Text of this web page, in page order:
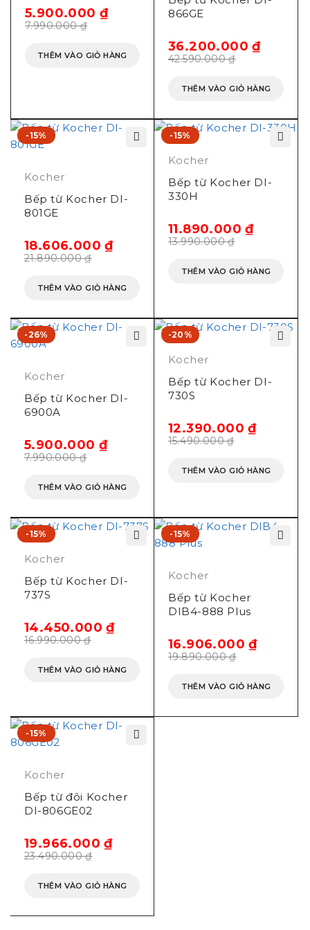
+ Cảnh báo nhiệt dư vùng nấu Residual heat (H)
+ Tự động tắt bếp khi để quên Automatic Switch off
Child Lock
+ Hệ thống tự tắt khi quá cao
+ Cảm biến chống tràn tự ngắt
Xuất xứ: Đức
7.990.000₫
5.900.000₫
THÊM VÀO GIỎ HÀNG
866GE
42.590.000₫
36.200.000₫
THÊM VÀO GIỎ HÀNG
-15%
Kocher
Bếp từ Kocher DI-
801GE
21.890.000₫
18.606.000₫
THÊM VÀO GIỎ HÀNG
-15%
Kocher
Bếp từ Kocher DI-
330H
13.990.000₫
11.890.000₫
THÊM VÀO GIỎ HÀNG
-26%
Kocher
Bếp từ Kocher DI-
6900A
7.990.000₫
5.900.000₫
THÊM VÀO GIỎ HÀNG
-20%
Kocher
Bếp từ Kocher DI-
730S
15.490.000₫
12.390.000₫
THÊM VÀO GIỎ HÀNG
-15%
Kocher
Bếp từ Kocher DI-
737S
16.990.000₫
14.450.000₫
THÊM VÀO GIỎ HÀNG
-15%
Kocher
Bếp từ Kocher
DIB4-888 Plus
19.890.000₫
16.906.000₫
THÊM VÀO GIỎ HÀNG
-15%
Kocher
Bếp từ đôi Kocher
DI-806GE02
23.490.000₫
19.966.000₫
THÊM VÀO GIỎ HÀNG